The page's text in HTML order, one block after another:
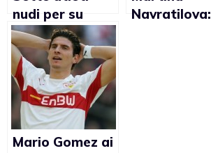
nudi per su
magazine
olandese per
invitare i
colleghi gay a
fare coming out
Navratilova:
Mario Gomez ai